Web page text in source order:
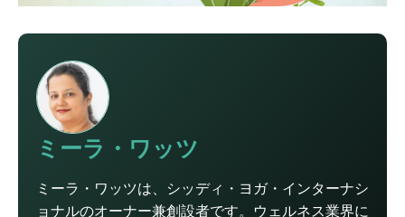
ミーラ・ワッツ
ミーラ・ワッツは、シッディ・ヨガ・インターナシ
ョナルのオーナー兼創設者です。ウェルネス業界に